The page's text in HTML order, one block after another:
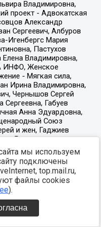
мы используем
подключены
top.mail.ru,
файлы cookies
).